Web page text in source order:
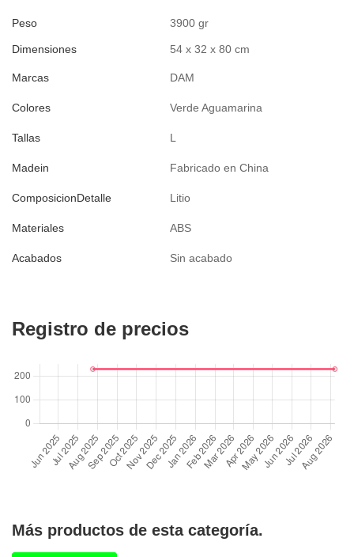
Peso 3900 gr
Dimensiones 54 x 32 x 80 cm
Marcas DAM
Colores Verde Aguamarina
Tallas L
Madein Fabricado en China
ComposicionDetalle Litio
Materiales ABS
Acabados Sin acabado
Registro de precios
Más productos de esta categoría.